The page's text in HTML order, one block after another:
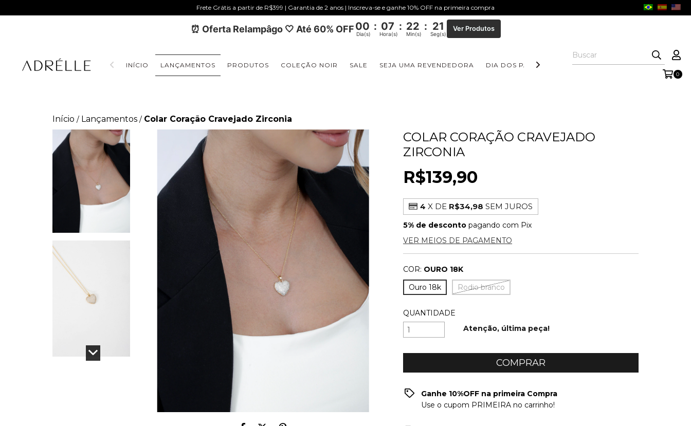
Frete Grátis a partir de R$399 | Garantia de 2 anos | Inscreva-se e ganhe 10% OFF na primeira compra
⏰ Oferta Relampâgo 🤍 Até 60% OFF00 : 07 : 22 : 20
Dia(s) Hora(s) Min(s) Seg(s)
Ver Produtos
INÍCIO LANÇAMENTOS PRODUTOS COLEÇÃO NOIR SALE SEJA UMA REVENDEDORA DIA DOS PAIS COLEÇÃO AURORA COLEÇÃO FORM
0
Início / Lançamentos / Colar Coração Cravejado Zirconia
COLAR CORAÇÃO CRAVEJADO
ZIRCONIA
R$139,90
4 X DE R$34,98 SEM JUROS
5% de desconto pagando com Pix
VER MEIOS DE PAGAMENTO
COR: OURO 18K
Ouro 18k
Rodio branco
QUANTIDADE
Atenção, última peça!
Ganhe 10%OFF na primeira Compra
Use o cupom PRIMEIRA no carrinho!